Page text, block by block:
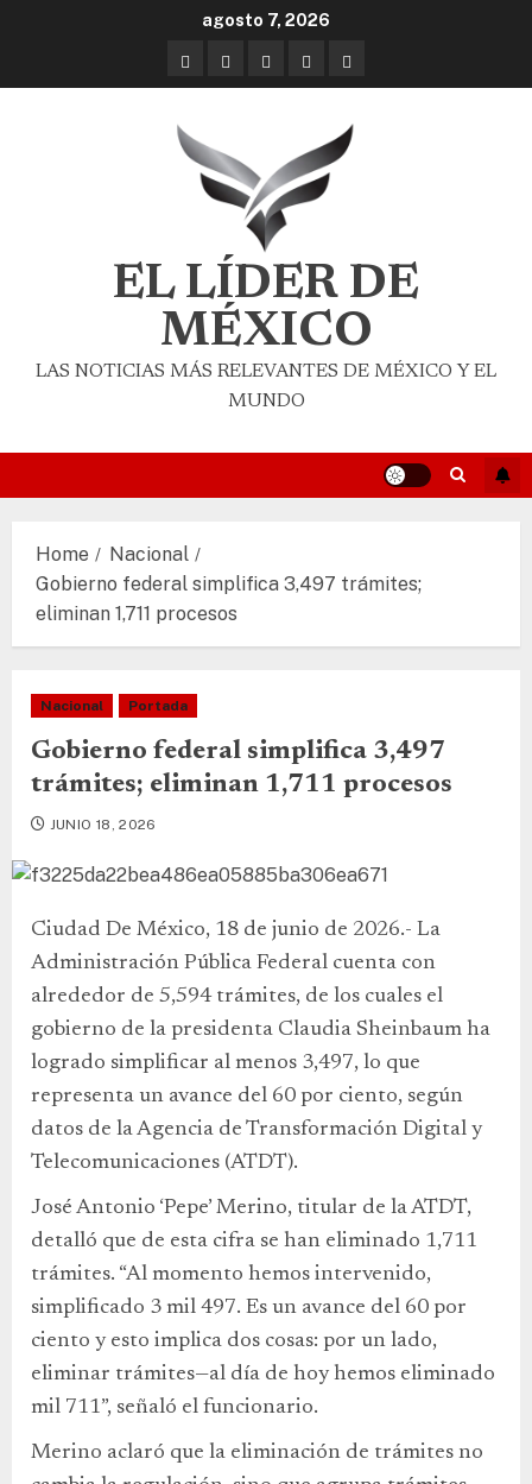
agosto 7, 2026
EL LÍDER DE
MÉXICO
LAS NOTICIAS MÁS RELEVANTES DE MÉXICO Y EL
MUNDO
Home
Nacional
Gobierno federal simplifica 3,497 trámites;
eliminan 1,711 procesos
Nacional Portada
Gobierno federal simplifica 3,497
trámites; eliminan 1,711 procesos
JUNIO 18, 2026
Ciudad De México, 18 de junio de 2026.- La
Administración Pública Federal cuenta con
alrededor de 5,594 trámites, de los cuales el
gobierno de la presidenta Claudia Sheinbaum ha
logrado simplificar al menos 3,497, lo que
representa un avance del 60 por ciento, según
datos de la Agencia de Transformación Digital y
Telecomunicaciones (ATDT).
José Antonio ‘Pepe’ Merino, titular de la ATDT,
detalló que de esta cifra se han eliminado 1,711
trámites. “Al momento hemos intervenido,
simplificado 3 mil 497. Es un avance del 60 por
ciento y esto implica dos cosas: por un lado,
eliminar trámites—al día de hoy hemos eliminado
mil 711”, señaló el funcionario.
Merino aclaró que la eliminación de trámites no